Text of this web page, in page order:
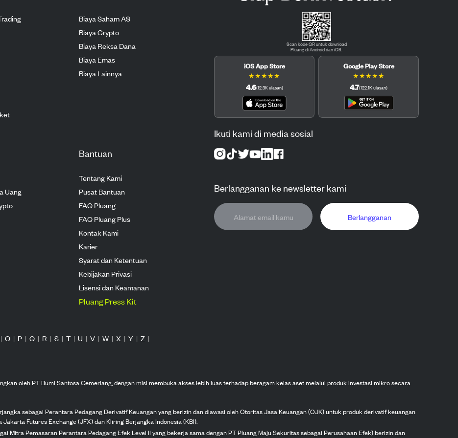
Biaya Saham AS
Biaya Crypto
Biaya Reksa Dana
Biaya Emas
Biaya Lainnya
Uang
Bantuan
Tentang Kami
Pusat Bantuan
FAQ Pluang
FAQ Pluang Plus
Kontak Kami
Karier
Syarat dan Ketentuan
Kebijakan Privasi
Lisensi dan Keamanan
Pluang Press Kit
Scan kode QR untuk download
Pluang di Android dan iOS.
iOS App Store
★★★★★
4.6(12.3Kulasan)
Google Play Store
★★★★★
4.7(122.1Kulasan)
Ikuti kami di media sosial
Berlangganan ke newsletter kami
Berlangganan
| O | P | Q | R | S | T | U | V | W | X | Y | Z |
oleh PT Bumi Santosa Cemerlang, dengan misi membuka akses lebih luas terhadap beragam kelas aset melalui produk investasi mikro secara
sebagai Perantara Pedagang Derivatif Keuangan yang berizin dan diawasi oleh Otoritas Jasa Keuangan (OJK) untuk produk derivatif keuangan
Futures Exchange (JFX) dan Kliring Berjangka Indonesia (KBI).
Mitra Pemasaran Perantara Pedagang Efek Level II yang bekerja sama dengan PT Pluang Maju Sekuritas sebagai Perusahaan Efek) berizin dan